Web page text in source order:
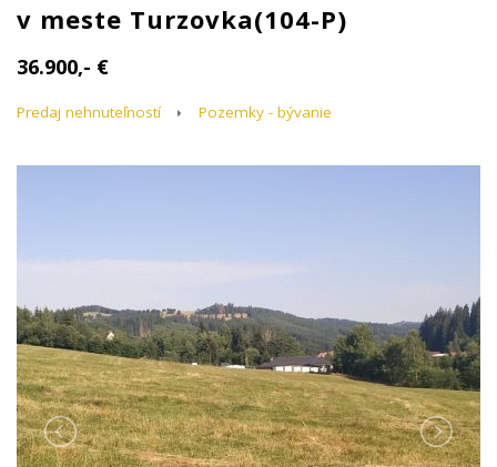
v meste Turzovka(104-P)
36.900,- €
Predaj nehnuteľností Pozemky - bývanie